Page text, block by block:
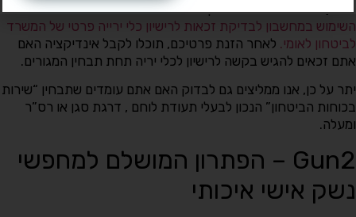
על אף האמור,תוכלו לבדוק האם יישובכם כלול ברשימה בעזרת
השימוש במחשבון לבדיקת זכאות לרישיון כלי ירייה פרטי של המשרד
לביטחון לאומי. לאחר הזנת פרטיכם, תוכלו לקבל אינדיקציה האם
אתם זכאים להגיש בקשה לרישיון לכלי יריה תחת תבחין המגורים.
יתר על כן, אנו ממליצים גם לבדוק האם אתם עומדים שתבחין “שירות
בכוחות הביטחון” הנכון לבעלי תעודת לוחם , דרגת סגן או רס”ר
ומעלה.
Gun2 – הפתרון המושלם למחפשי
נשק אישי איכותי